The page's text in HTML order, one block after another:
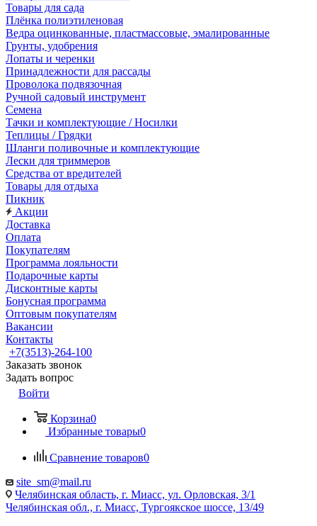
Товары для сада
Плёнка полиэтиленовая
Ведра оцинкованные, пластмассовые, эмалированные
Грунты, удобрения
Лопаты и черенки
Принадлежности для рассады
Проволока подвязочная
Ручной садовый инструмент
Семена
Тачки и комплектующие / Носилки
Теплицы / Грядки
Шланги поливочные и комплектующие
Лески для триммеров
Средства от вредителей
Товары для отдыха
Пикник
Акции
Доставка
Оплата
Покупателям
Программа лояльности
Подарочные карты
Дисконтные карты
Бонусная программа
Оптовым покупателям
Вакансии
Контакты
+7(3513)-264-100
Заказать звонок
Задать вопрос
Войти
Корзина0
Избранные товары0
Сравнение товаров0
site_sm@mail.ru
Челябинская область, г. Миасс, ул. Орловская, 3/1
Челябинская обл., г. Миасс, Тургоякское шоссе, 13/49